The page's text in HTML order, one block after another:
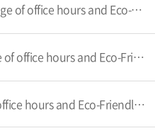
Eco-Friendly Campus Week
Eco-Friendly Campus Week
2025학년도 하계 글로벌입학팀 단축근무 및 집중휴무제 시행 안내/[2025 Summer]Change of office hours and Eco-Friendly Campus Week